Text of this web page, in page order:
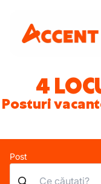
4
Posturi
Post